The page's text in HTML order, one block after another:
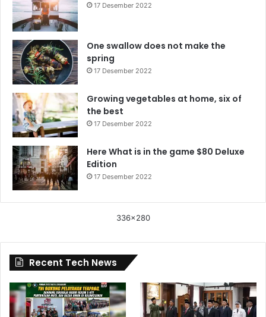
17 Desember 2022
One swallow does not make the
spring
17 Desember 2022
Growing vegetables at home, six of
the best
17 Desember 2022
Here What is in the game $80 Deluxe
Edition
17 Desember 2022
336x280
Recent Tech News